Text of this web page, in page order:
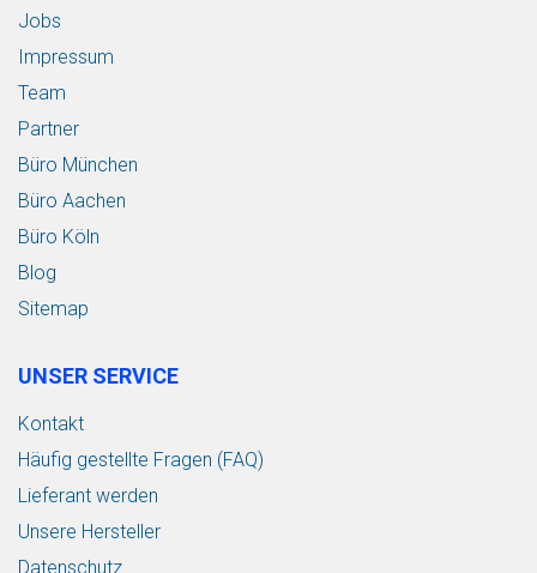
Jobs
Impressum
Team
Partner
Büro München
Büro Aachen
Büro Köln
Blog
Sitemap
UNSER SERVICE
Kontakt
Häufig gestellte Fragen (FAQ)
Lieferant werden
Unsere Hersteller
Datenschutz